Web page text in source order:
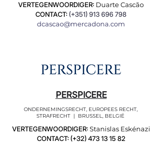
VERTEGENWOORDIGER: Duarte Cascão
CONTACT: (+351)913 696 798
dcascao@mercadona.com
PERSPICERE
ONDERNEMINGSRECHT, EUROPEES RECHT,
STRAFRECHT | BRUSSEL, BELGIË
VERTEGENWOORDIGER:Stanislas Eskénazi
CONTACT: (+32)473 13 15 82